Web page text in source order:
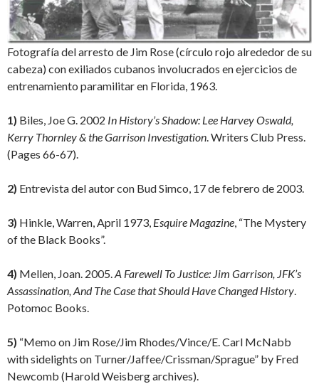
Fotografía del arresto de Jim Rose (círculo rojo alrededor de su
cabeza) con exiliados cubanos involucrados en ejercicios de
entrenamiento paramilitar en Florida, 1963.
1) Biles, Joe G. 2002 In History’s Shadow: Lee Harvey Oswald,
Kerry Thornley & the Garrison Investigation. Writers Club Press.
(Pages 66-67).
2) Entrevista del autor con Bud Simco, 17 de febrero de 2003.
3) Hinkle, Warren, April 1973, Esquire Magazine, “The Mystery
of the Black Books”.
4) Mellen, Joan. 2005.A Farewell To Justice: Jim Garrison, JFK’s
Assassination, And The Case that Should Have Changed History.
Potomoc Books.
5) “Memo on Jim Rose/Jim Rhodes/Vince/E. Carl McNabb
with sidelights on Turner/Jaffee/Crissman/Sprague” by Fred
Newcomb (Harold Weisberg archives).